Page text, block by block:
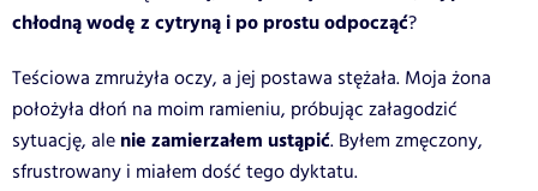
chłodną wodę z cytryną i po prostu odpocząć?
Teściowa zmrużyła oczy, a jej postawa stężała. Moja żona
położyła dłoń na moim ramieniu, próbując załagodzić
sytuację, ale nie zamierzałem ustąpić. Byłem zmęczony,
sfrustrowany i miałem dość tego dyktatu.